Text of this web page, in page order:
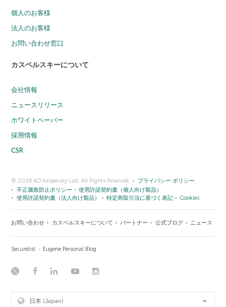
個人のお客様
法人のお客様
お問い合わせ窓口
カスペルスキーについて
会社情報
ニュースリリース
ホワイトペーパー
採用情報
CSR
© 2026 AO Kaspersky Lab. All Rights Reserved.
プライバシー ポリシー
不正腐敗防止ポリシー
使用許諾契約書（個人向け製品）
使用許諾契約書（法人向け製品）
特定商取引法に基づく表記 Cookies
お問い合わせ カスペルスキーについて パートナー 公式ブログ ニュース
Securelist Eugene Personal Blog
日本 (Japan)